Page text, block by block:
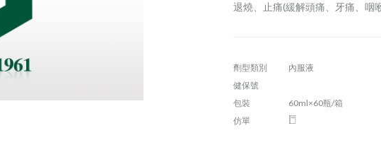
退燒、止痛(緩解頭痛、牙痛、咽
劑型類別
內服液
健保號
包裝
60ml×60瓶/箱
仿單